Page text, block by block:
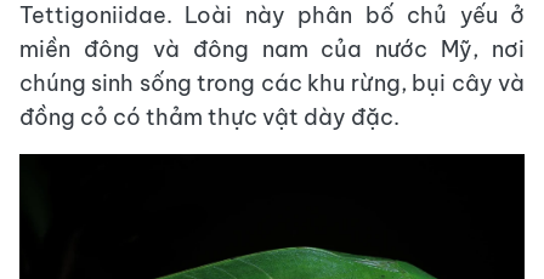
Tettigoniidae. Loài này phân bố chủ yếu ở
miền đông và đông nam của nước Mỹ, nơi
chúng sinh sống trong các khu rừng, bụi cây và
đồng cỏ có thảm thực vật dày đặc.